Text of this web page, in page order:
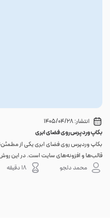
انتشار:1405/04/28
بکاپ وردپرس روی فضای ابری
بکاپ وردپرس روی فضای ابری یکی از
قالب‌ها و افزونه‌های سایت است. در این
هاست اصلی باقی بماند، به یک فضای
محمد دلجو 18 دقیقه